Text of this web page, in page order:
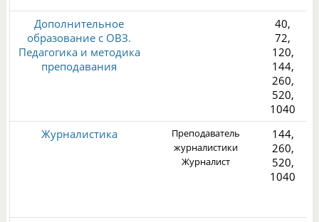
Дополнительное
образование с ОВЗ.
Педагогика и методика
преподавания
40,
72,
120,
144,
260,
520,
1040
Журналистика
Преподаватель
журналистики
Журналист
144,
260,
520,
1040